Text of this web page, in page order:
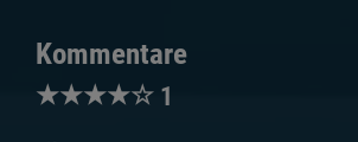
Kommentare
★★★★☆ 1